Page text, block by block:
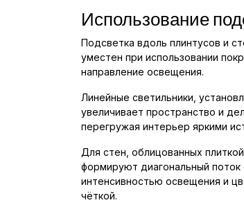
Использование
Подсветка вдоль плинтусов и
уместен при использовании
направление освещения.
Линейные светильники,
увеличивает пространство и
перегружая интерьер яркими
Для стен, облицованных
формируют диагональный
интенсивностью освещения и
чёткой.